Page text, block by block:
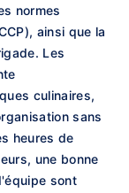
normes
ainsi que la
Les
culinaires,
sans
heures de
une bonne
sont